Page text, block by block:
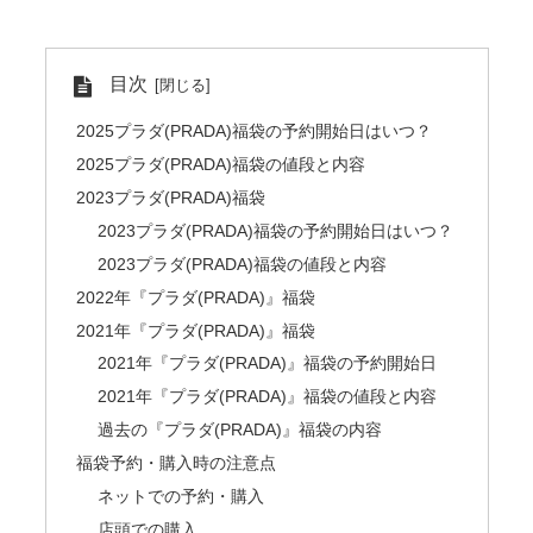
目次
2025プラダ(PRADA)福袋の予約開始日はいつ？
2025プラダ(PRADA)福袋の値段と内容
2023プラダ(PRADA)福袋
2023プラダ(PRADA)福袋の予約開始日はいつ？
2023プラダ(PRADA)福袋の値段と内容
2022年『プラダ(PRADA)』福袋
2021年『プラダ(PRADA)』福袋
2021年『プラダ(PRADA)』福袋の予約開始日
2021年『プラダ(PRADA)』福袋の値段と内容
過去の『プラダ(PRADA)』福袋の内容
福袋予約・購入時の注意点
ネットでの予約・購入
店頭での購入